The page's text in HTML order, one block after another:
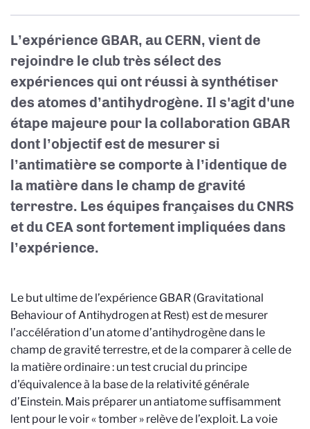
L’expérience GBAR, au CERN, vient de
rejoindre le club très sélect des
expériences qui ont réussi à synthétiser
des atomes d’antihydrogène. Il s'agit d'une
étape majeure pour la collaboration GBAR
dont l’objectif est de mesurer si
l’antimatière se comporte à l’identique de
la matière dans le champ de gravité
terrestre. Les équipes françaises du CNRS
et du CEA sont fortement impliquées dans
l’expérience.
Le but ultime de l’expérience GBAR (Gravitational
Behaviour of Antihydrogen at Rest) est de mesurer
l’accélération d’un atome d’antihydrogène dans le
champ de gravité terrestre, et de la comparer à celle de
la matière ordinaire : un test crucial du principe
d'équivalence à la base de la relativité générale
d’Einstein. Mais préparer un antiatome suffisamment
lent pour le voir « tomber » relève de l’exploit. La voie